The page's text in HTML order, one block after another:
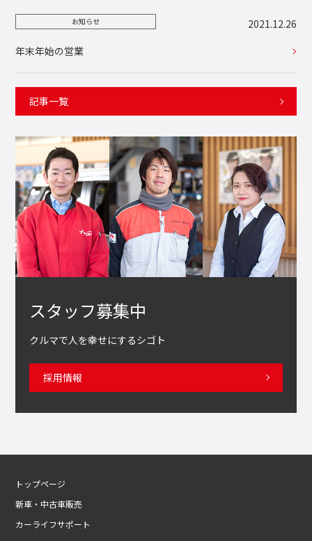
お知らせ
2021.12.26
年末年始の営業
記事一覧
スタッフ募集中
クルマで人を幸せにするシゴト
採用情報
トップページ
新車・中古車販売
カーライフサポート